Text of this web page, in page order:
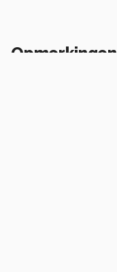
Opmerkingen